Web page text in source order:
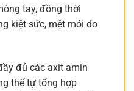
tay, đồng thời
kiệt sức, mệt mỏi do
đủ các axit amin
thể tự tổng hợp